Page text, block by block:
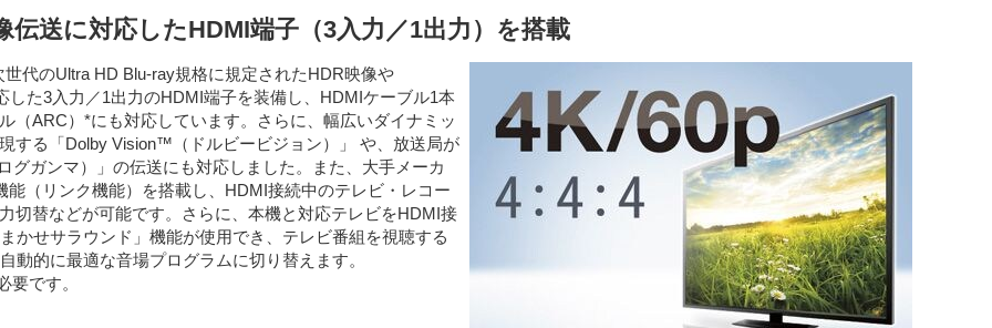
送に対応したHDMI端子（3入力／1出力）を搭載
代のUltra HD Blu-ray規格に規定されたHDR映像や
た3入力／1出力のHDMI端子を装備し、HDMIケーブル1本
（ARC）*にも対応しています。さらに、幅広いダイナミッ
する「Dolby Vision™（ドルビービジョン）」 や、放送局が
ガンマ）」の伝送にも対応しました。また、大手メーカ
（リンク機能）を搭載し、HDMI接続中のテレビ・レコー
切替などが可能です。さらに、本機と対応テレビをHDMI接
かせサラウンド」機能が使用でき、テレビ番組を視聴する
動的に最適な音場プログラムに切り替えます。
です。